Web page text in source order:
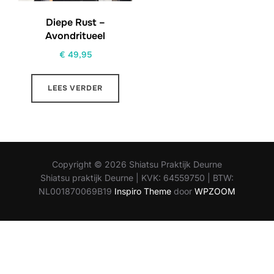
Diepe Rust –
Avondritueel
€ 49,95
LEES VERDER
Copyright © 2026 Shiatsu Praktijk Deurne
Shiatsu praktijk Deurne | KVK: 64559750 | BTW:
NL001870069B19 Inspiro Theme door WPZOOM